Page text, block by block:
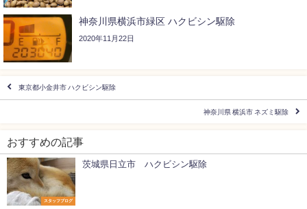
神奈川県横浜市緑区 ハクビシン駆除
2020年11月22日
東京都小金井市 ハクビシン駆除
神奈川県 横浜市 ネズミ駆除
おすすめの記事
スタッフブログ
茨城県日立市 ハクビシン駆除